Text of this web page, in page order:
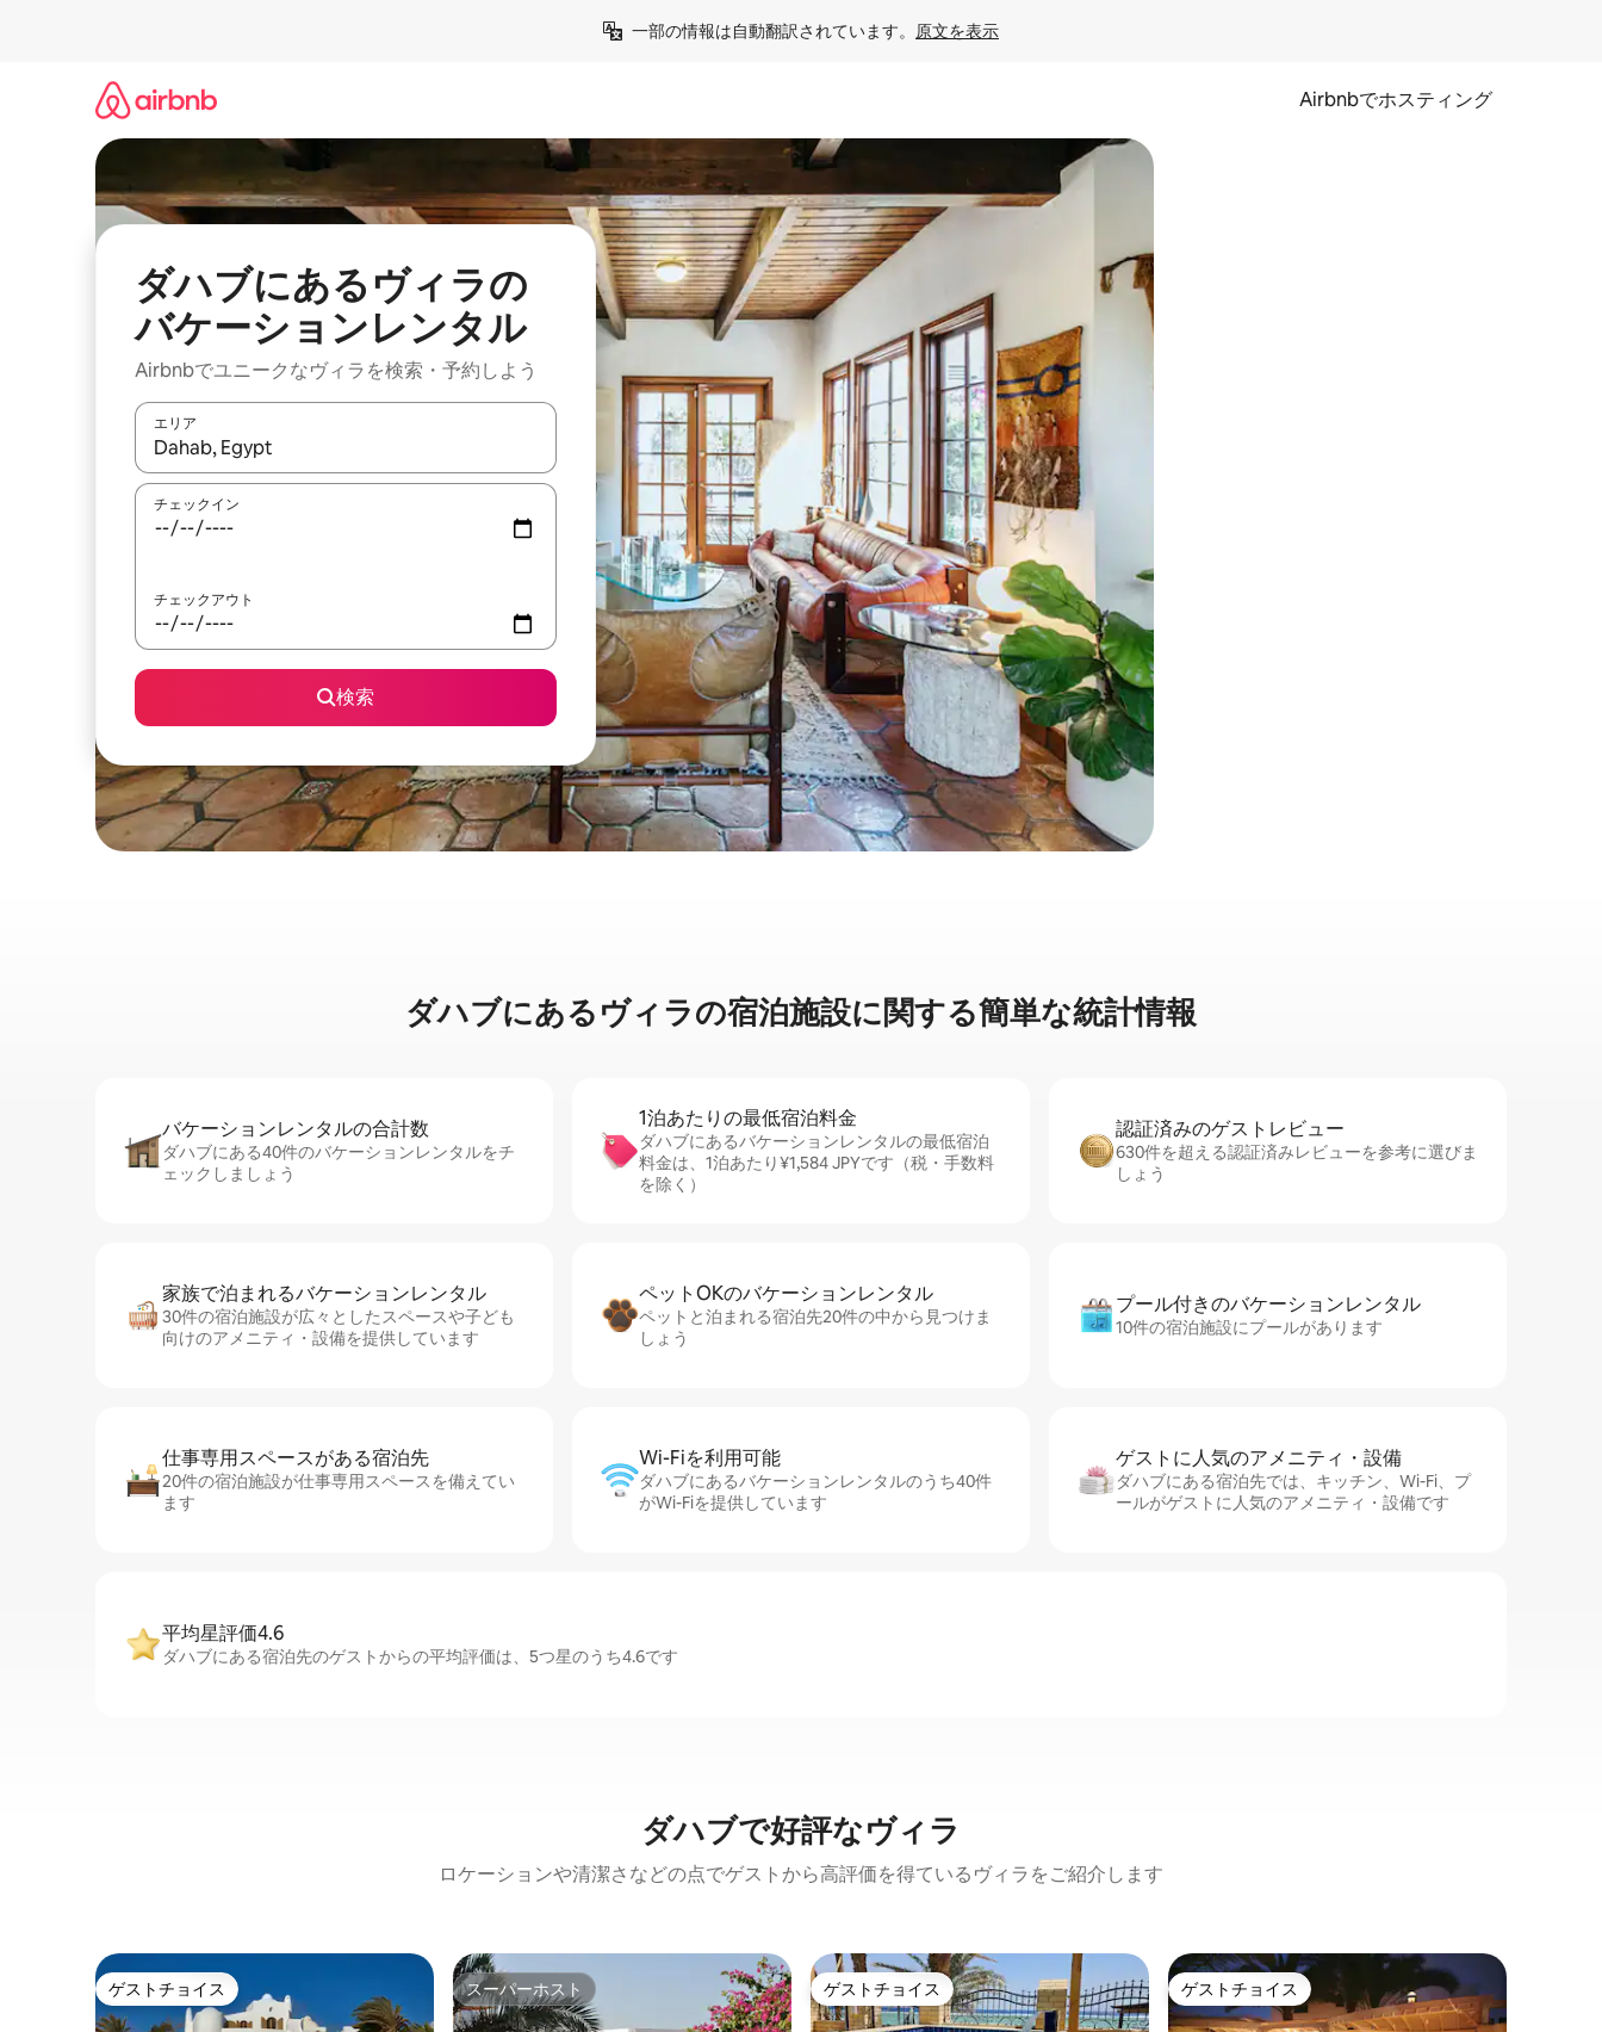
一部の情報は自動翻訳されています。 原文を表示
Airbnbでホスティング
ダハブにあるヴィラの
バケーションレンタル
Airbnbでユニークなヴィラを検索・予約しよう
エリア
検索結果が表示されたら、上下の矢印キーを使って移動するか、画面をタッチまたはスワイプして検索結果を確認することができます。
チェックイン
チェックアウト
検索
ダハブに⁠あ⁠るヴ⁠ィ⁠ラ⁠の宿⁠泊⁠施⁠設⁠に関⁠す⁠る簡⁠単⁠な統⁠計⁠情⁠報
バケーションレ⁠ン⁠タ⁠ル⁠の合⁠計⁠数
ダハブにある40件のバケーションレンタルをチ
ェックしましょう
1泊あたりの最⁠低⁠宿⁠泊⁠料⁠金
ダハブにあるバケーションレンタルの最低宿泊
料金は、1泊あたり¥1,584 JPYです（税・手数料
を除く）
認証済みのゲ⁠ス⁠ト⁠レ⁠ビ⁠ュ⁠ー
630件を超える認証済みレビューを参考に選びま
しょう
家族で泊まれるバ⁠ケ⁠ー⁠シ⁠ョ⁠ンレ⁠ン⁠タ⁠ル
30件の宿泊施設が広々としたスペースや子ども
向けのアメニティ・設備を提供しています
ペットOKのバ⁠ケ⁠ー⁠シ⁠ョ⁠ンレ⁠ン⁠タ⁠ル
ペットと泊まれる宿泊先20件の中から見つけま
しょう
プール付きのバ⁠ケ⁠ー⁠シ⁠ョ⁠ンレ⁠ン⁠タ⁠ル
10件の宿泊施設にプールがあります
仕事専用ス⁠ペ⁠ー⁠スがあ⁠る宿⁠泊⁠先
20件の宿泊施設が仕事専用スペースを備えてい
ます
Wi-Fiを利⁠用⁠可⁠能
ダハブにあるバケーションレンタルのうち40件
がWi-Fiを提供しています
ゲストに人⁠気⁠のア⁠メ⁠ニ⁠テ⁠ィ・設⁠備
ダハブにある宿泊先では、キッチン、Wi-Fi、プ
ールがゲストに人気のアメニティ・設備です
平均星評価4.6
ダハブにある宿泊先のゲストからの平均評価は、5つ星のうち4.6です
ダハブで好評なヴィラ
ロケーションや清潔さなどの点でゲストから高評価を得ているヴィラをご紹介します
ゲストチョイス
ゲストチョイス スーパーホスト
スーパーホスト ゲストチョイス
ゲストチョイス ゲストチョイス
ゲストチョイス